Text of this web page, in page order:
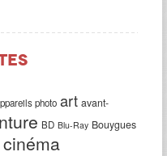
photo art avant-
BD Blu-Ray Bouygues
cinéma